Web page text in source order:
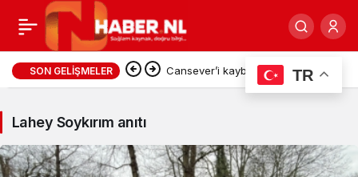
Lahey
Soykırım
anıtı
Haberleri
SON GELIŞMELER Cansever’i kaybettik…
Lahey Soykırım anıtı
TR